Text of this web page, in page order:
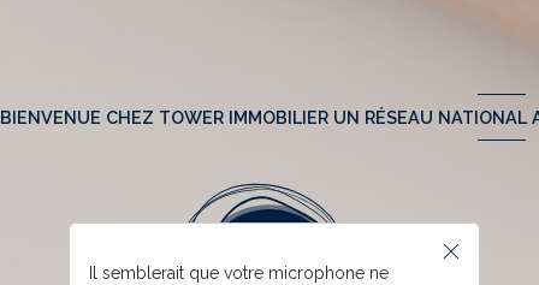
BIENVENUE CHEZ TOWER IMMOBILIER UN RÉSEAU NATIONAL
Il semblerait que votre microphone ne